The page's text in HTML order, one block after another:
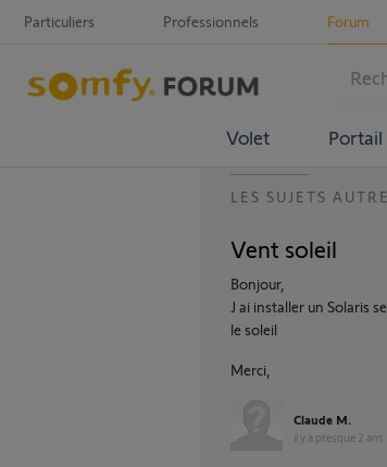
Particuliers Professionnels Forum
Volet Portail
LES SUJETS
Vent soleil
Bonjour,
J ai installer un Solaris
le soleil
Merci,
Claude M.
il y a presque 2 ans